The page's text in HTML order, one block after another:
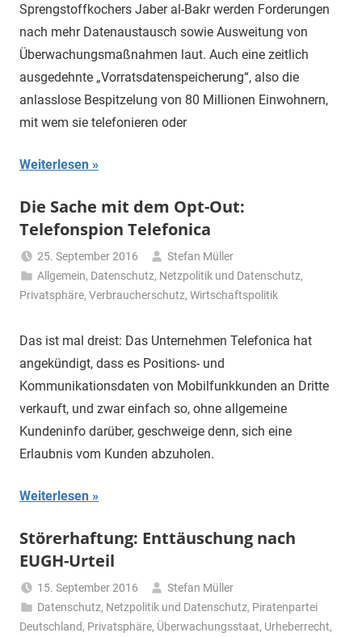
Sprengstoffkochers Jaber al-Bakr werden Forderungen
nach mehr Datenaustausch sowie Ausweitung von
Überwachungsmaßnahmen laut. Auch eine zeitlich
ausgedehnte „Vorratsdatenspeicherung“, also die
anlasslose Bespitzelung von 80 Millionen Einwohnern,
mit wem sie telefonieren oder
Weiterlesen
Die Sache mit dem Opt-Out:
Telefonspion Telefonica
25. September 2016
Stefan Müller
Allgemein, Datenschutz, Netzpolitik und Datenschutz,
Privatsphäre, Verbraucherschutz, Wirtschaftspolitik
Das ist mal dreist: Das Unternehmen Telefonica hat
angekündigt, dass es Positions- und
Kommunikationsdaten von Mobilfunkkunden an Dritte
verkauft, und zwar einfach so, ohne allgemeine
Kundeninfo darüber, geschweige denn, sich eine
Erlaubnis vom Kunden abzuholen.
Weiterlesen
Störerhaftung: Enttäuschung nach
EUGH-Urteil
15. September 2016
Stefan Müller
Datenschutz, Netzpolitik und Datenschutz, Piratenpartei
Deutschland, Privatsphäre, Überwachungsstaat, Urheberrecht,